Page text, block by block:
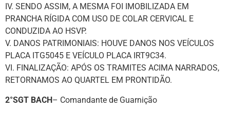
IV. SENDO ASSIM, A MESMA FOI IMOBILIZADA EM
PRANCHA RÍGIDA COM USO DE COLAR CERVICAL E
CONDUZIDA AO HSVP.
V. DANOS PATRIMONIAIS: HOUVE DANOS NOS VEÍCULOS
PLACA ITG5045 E VEÍCULO PLACA IRT9C34.
VI. FINALIZAÇÃO: APÓS OS TRAMITES ACIMA NARRADOS,
RETORNAMOS AO QUARTEL EM PRONTIDÃO.
2°SGT BACH– Comandante de Guarnição